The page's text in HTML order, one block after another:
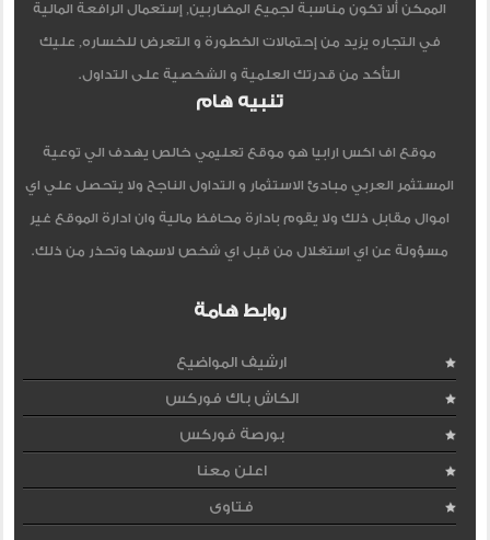
الممكن ألا تكون مناسبة لجميع المضاربين, إستعمال الرافعة المالية
في التجاره يزيد من إحتمالات الخطورة و التعرض للخساره, عليك
التأكد من قدرتك العلمية و الشخصية على التداول.
تنبيه هام
موقع اف اكس ارابيا هو موقع تعليمي خالص يهدف الي توعية
المستثمر العربي مبادئ الاستثمار و التداول الناجح ولا يتحصل علي اي
اموال مقابل ذلك ولا يقوم بادارة محافظ مالية وان ادارة الموقع غير
مسؤولة عن اي استغلال من قبل اي شخص لاسمها وتحذر من ذلك.
روابط هامة
ارشيف المواضيع
الكاش باك فوركس
بورصة فوركس
اعلن معنا
فتاوى